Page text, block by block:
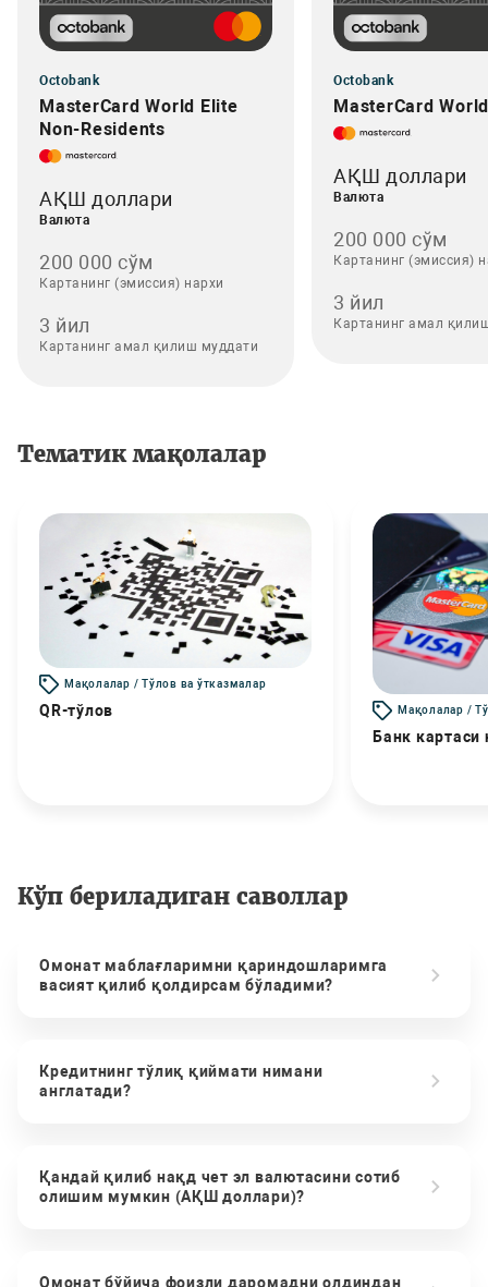
Octobank
MasterCard World Elite
Non-Residents
АҚШ доллари
Валюта
200 000 сўм
Картанинг (эмиссия) нархи
3 йил
Картанинг амал қилиш муддати
Octobank
MasterCard
АҚШ доллари
Валюта
200 000 сўм
Картанинг (эмиссия)
3 йил
Картанинг амал
Тематик мақолалар
Мақолалар / Тўлов ва ўтказмалар
QR-тўлов Мақолалар /
Банк картаси
Кўп бериладиган саволлар
Омонат маблағларимни қариндошларимга
васият қилиб қолдирсам бўладими?
Кредитнинг тўлиқ қиймати нимани
англатади?
Қандай қилиб нақд чет эл валютасини сотиб
олишим мумкин (АҚШ доллари)?
Омонат бўйича фоизли даромадни олдиндан